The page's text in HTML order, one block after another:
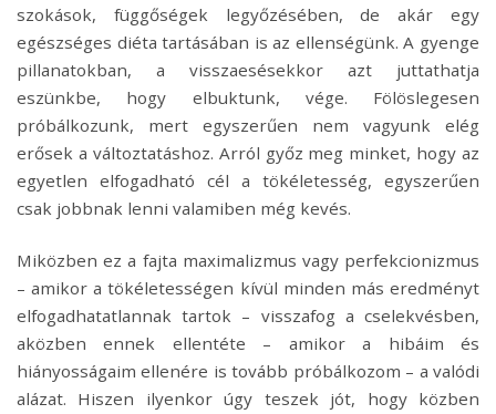
szokások, függőségek legyőzésében, de akár egy
egészséges diéta tartásában is az ellenségünk. A gyenge
pillanatokban, a visszaesésekkor azt juttathatja
eszünkbe, hogy elbuktunk, vége. Fölöslegesen
próbálkozunk, mert egyszerűen nem vagyunk elég
erősek a változtatáshoz. Arról győz meg minket, hogy az
egyetlen elfogadható cél a tökéletesség, egyszerűen
csak jobbnak lenni valamiben még kevés.
Miközben ez a fajta maximalizmus vagy perfekcionizmus
– amikor a tökéletességen kívül minden más eredményt
elfogadhatatlannak tartok – visszafog a cselekvésben,
aközben ennek ellentéte – amikor a hibáim és
hiányosságaim ellenére is tovább próbálkozom – a valódi
alázat. Hiszen ilyenkor úgy teszek jót, hogy közben